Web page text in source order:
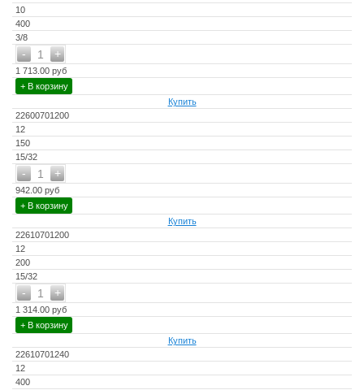
10
400
3/8
+
- 1
1 713.00 руб
+ В корзину
Купить
22600701200
12
150
15/32
+
- 1
942.00 руб
+ В корзину
Купить
22610701200
12
200
15/32
+
- 1
1 314.00 руб
+ В корзину
Купить
22610701240
12
400